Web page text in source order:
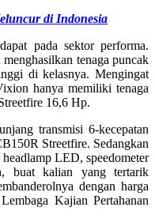
di Indonesia
pada sektor performa.
tenaga puncak
di kelasnya. Mengingat
hanya memiliki tenaga
16,6 Hp.
transmisi 6-kecepatan
Streetfire. Sedangkan
LED, speedometer
buat kalian yang tertarik
dengan harga
Kajian Pertahanan